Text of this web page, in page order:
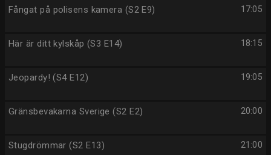
17:05
Fångat på polisens kamera (S2 E9)
18:15
Här är ditt kylskåp (S3 E14)
19:05
Jeopardy! (S4 E12)
20:00
Gränsbevakarna Sverige (S2 E2)
21:00
Stugdrömmar (S2 E13)